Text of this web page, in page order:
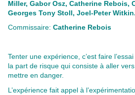
Miller, Gabor Osz, Catherine Rebois,
Georges Tony Stoll, Joel-Peter Witkin.
Commissaire: Catherine Rebois
Tenter une expérience, c’est faire
la part de risque qui consiste à aller vers
mettre en danger.
L’expérience fait appel à